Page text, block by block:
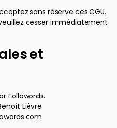
sans réserve ces CGU.
cesser immédiatement
et
Followords.
Lièvre